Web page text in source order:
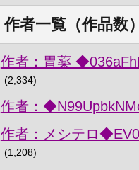
作者一覧（作品数）
作者：胃薬
(2,334)
作者：
作者：メシテロ
(1,208)